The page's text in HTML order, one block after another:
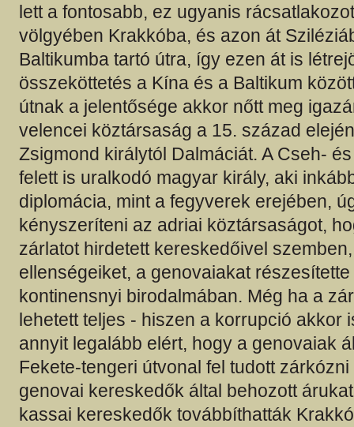
lett a fontosabb, ez ugyanis
völgyében Krakkóba, és azon át
Baltikumba tartó útra, így ezen át is
összeköttetés a Kína és a Baltikum
útnak a jelentősége akkor nőtt meg
velencei köztársaság a 15. század
Zsigmond királytól Dalmáciát. A Cseh-
felett is uralkodó magyar király, aki
diplomácia, mint a fegyverek erejében,
kényszeríteni az adriai köztársaságot,
zárlatot hirdetett kereskedőivel
ellenségeiket, a genovaiakat
kontinensnyi birodalmában. Még ha a
lehetett teljes - hiszen a korrupció akkor
annyit legalább elért, hogy a genovaiak
Fekete-tengeri útvonal fel tudott
genovai kereskedők által behozott
kassai kereskedők továbbíthatták